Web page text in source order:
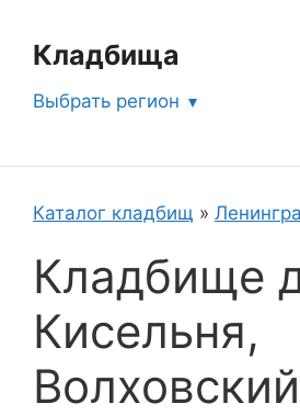
содержимому
Кладбища
Выбрать регион
Каталог кладбищ »
Кладбище
Кисельня,